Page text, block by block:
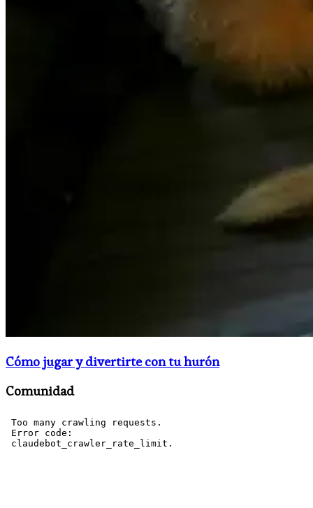
Cómo jugar y divertirte con tu hurón
Comunidad